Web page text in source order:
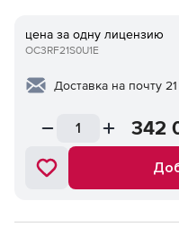
цена за одну лицензию
OC3RF21S0U1E
Доставка на почту
342